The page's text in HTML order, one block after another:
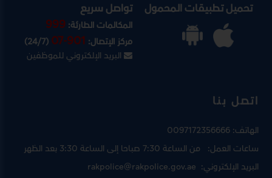
تحميل تطبيقات المحمول تواصل سريع
المكالمات الطارئة:999
مركز الإتصال:07-901
(24/7)
البريد الإلكتروني للموظفين
اتصل بنا
الهاتف:0097172356666
ساعات العمل: من الساعة 7:30 صباحا إلى الساعة 3:30 بعد الظهر
البريد الإلكتروني:rakpolice@rakpolice.gov.ae